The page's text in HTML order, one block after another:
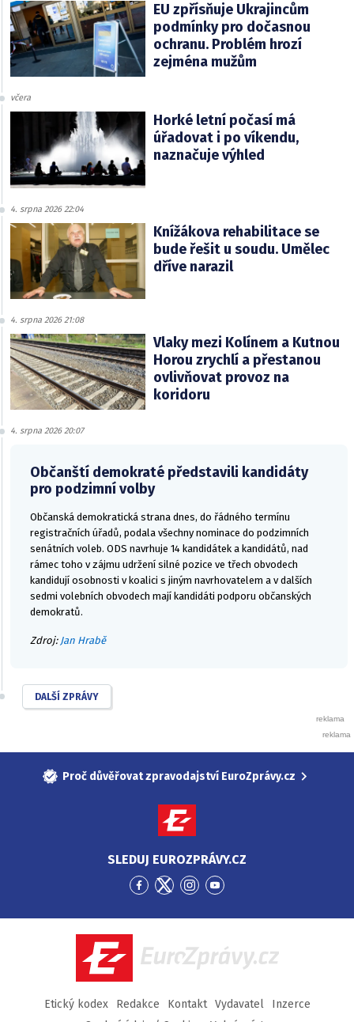
EU zpřísňuje Ukrajincům
podmínky pro dočasnou
ochranu. Problém hrozí
zejména mužům
včera
Horké letní počasí má
úřadovat i po víkendu,
naznačuje výhled
4. srpna 2026 22:04
Knížákova rehabilitace se
bude řešit u soudu. Umělec
dříve narazil
4. srpna 2026 21:08
Vlaky mezi Kolínem a Kutnou
Horou zrychlí a přestanou
ovlivňovat provoz na
koridoru
4. srpna 2026 20:07
Občanští demokraté představili kandidáty
pro podzimní volby
Občanská demokratická strana dnes, do řádného termínu
registračních úřadů, podala všechny nominace do podzimních
senátních voleb. ODS navrhuje 14 kandidátek a kandidátů, nad
rámec toho v zájmu udržení silné pozice ve třech obvodech
kandidují osobnosti v koalici s jiným navrhovatelem a v dalších
sedmi volebních obvodech mají kandidáti podporu občanských
demokratů.
Zdroj: Jan Hrabě
DALŠÍ ZPRÁVY
Proč důvěřovat zpravodajství EuroZprávy.cz
SLEDUJ EUROZPRÁVY.CZ
Přejít
Facebook
Přejít
Twitter
Přejít
Instagram
Přejít
YouTube
EuroZprávy.cz
Etický kodex Redakce Kontakt Vydavatel
Inzerce